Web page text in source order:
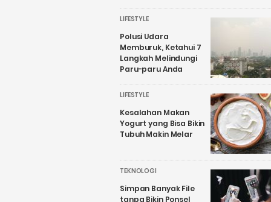
LIFESTYLE
Polusi Udara
Memburuk, Ketahui 7
Langkah Melindungi
Paru-paru Anda
LIFESTYLE
Kesalahan Makan
Yogurt yang Bisa Bikin
Tubuh Makin Melar
TEKNOLOGI
Simpan Banyak File
tanpa Bikin Ponsel